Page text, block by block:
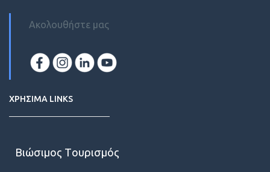
Ακολουθήστε μας
ΧΡΗΣΙΜΑ LINKS
Βιώσιμος Tουρισμός